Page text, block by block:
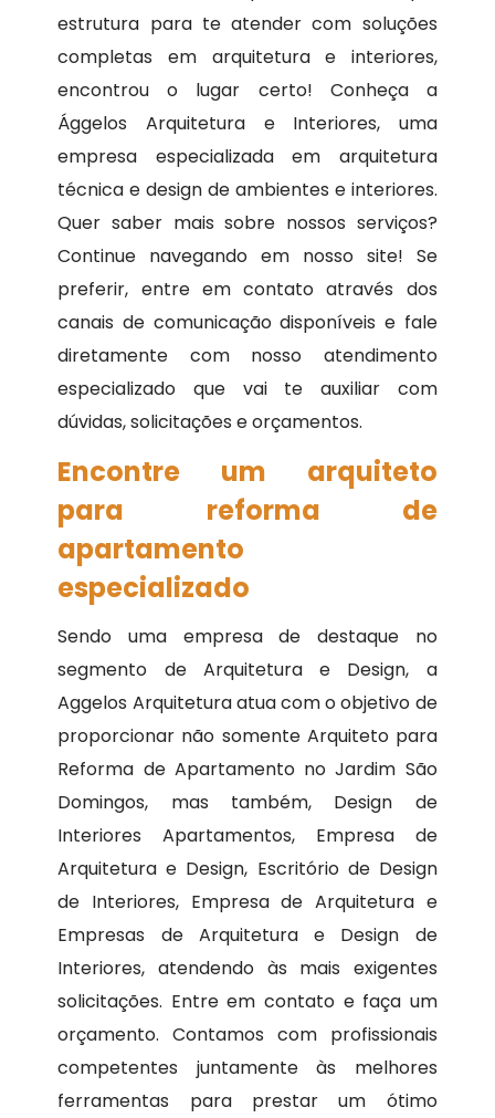
estrutura para te atender com soluções
completas em arquitetura e interiores,
encontrou o lugar certo! Conheça a
Ággelos Arquitetura e Interiores, uma
empresa especializada em arquitetura
técnica e design de ambientes e interiores.
Quer saber mais sobre nossos serviços?
Continue navegando em nosso site! Se
preferir, entre em contato através dos
canais de comunicação disponíveis e fale
diretamente com nosso atendimento
especializado que vai te auxiliar com
dúvidas, solicitações e orçamentos.
Encontre um arquiteto
para reforma de
apartamento
especializado
Sendo uma empresa de destaque no
segmento de Arquitetura e Design, a
Aggelos Arquitetura atua com o objetivo de
proporcionar não somente Arquiteto para
Reforma de Apartamento no Jardim São
Domingos, mas também, Design de
Interiores Apartamentos, Empresa de
Arquitetura e Design, Escritório de Design
de Interiores, Empresa de Arquitetura e
Empresas de Arquitetura e Design de
Interiores, atendendo às mais exigentes
solicitações. Entre em contato e faça um
orçamento. Contamos com profissionais
competentes juntamente às melhores
ferramentas para prestar um ótimo